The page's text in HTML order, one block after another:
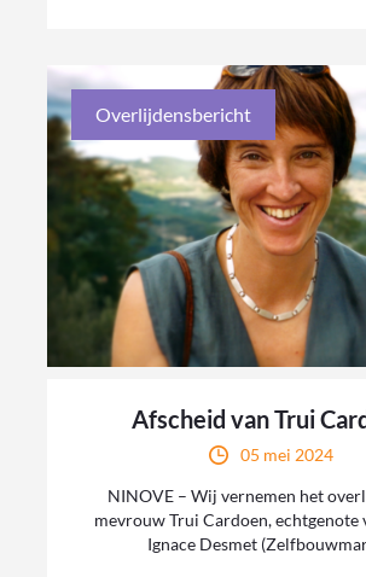
Overlijdensbericht
Afscheid van Trui
05 mei 2024
NINOVE – Wij vernemen het
mevrouw Trui Cardoen, echtgenote
Ignace Desmet